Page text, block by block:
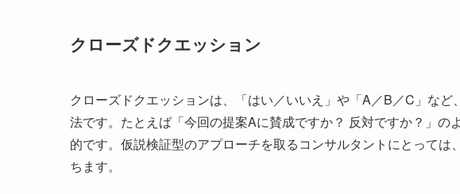
クローズドクエッション
クローズドクエッションは、「はい／いいえ」や「A／B／C」な
法です。たとえば「今回の提案Aに賛成ですか？ 反対ですか？」の
的です。仮説検証型のアプローチを取るコンサルタントにとって
ちます。